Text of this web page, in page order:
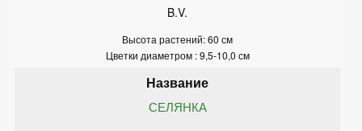
B.V.
Высота растений: 60 см
Цветки диаметром : 9,5-10,0 см
СЕЛЯНКА